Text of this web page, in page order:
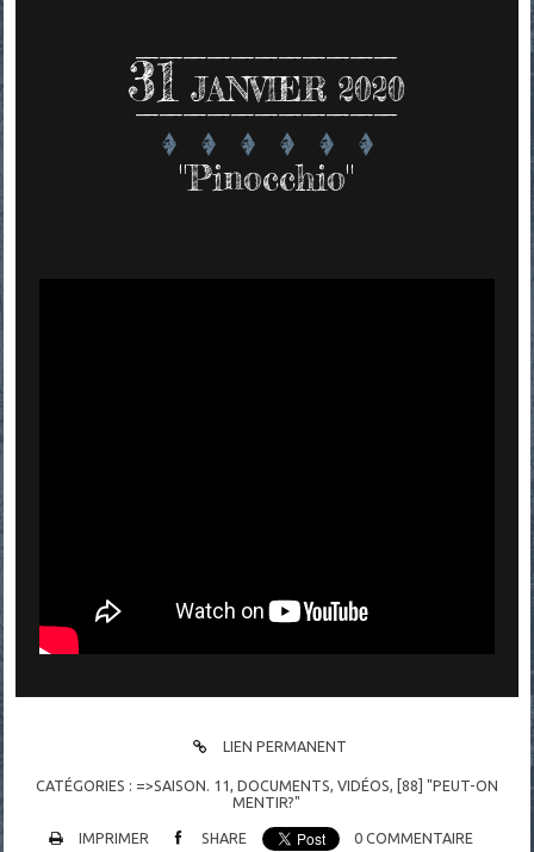
31 JANVIER 2020
"Pinocchio"
LIEN PERMANENT
CATÉGORIES : =>SAISON. 11 DOCUMENTS VIDÉOS
[88] "PEUT-ON
MENTIR?"
IMPRIMER SHARE 0 COMMENTAIRE